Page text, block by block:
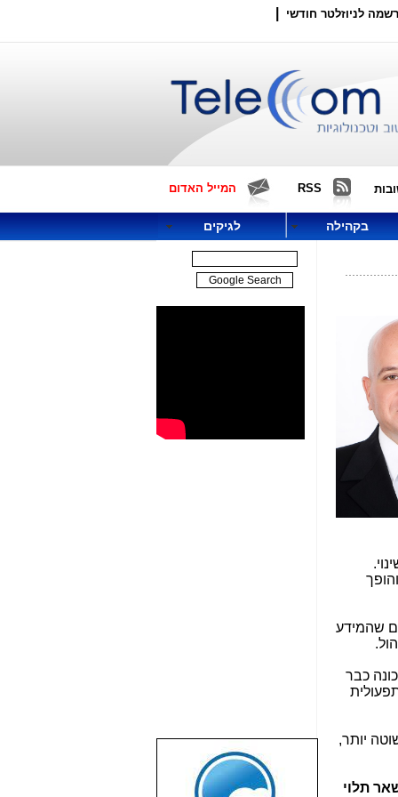
לניוזלטר חודשי
RSS המייל האדום
בקהילה לגיקים
שהמידע
כבר
יותר,
תלוי
שבוע טוב לכל
הגולשים באשר